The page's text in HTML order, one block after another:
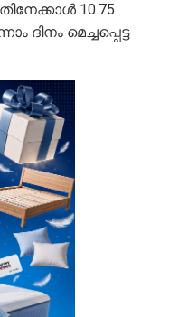
10.75
മെച്ചപ്പെട്ട